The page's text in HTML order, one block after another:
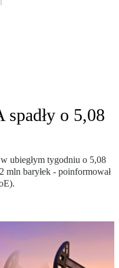
o 5,08
ubiegłym tygodniu o 5,08
mln baryłek - poinformował